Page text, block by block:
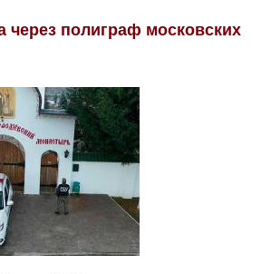
через полиграф московских